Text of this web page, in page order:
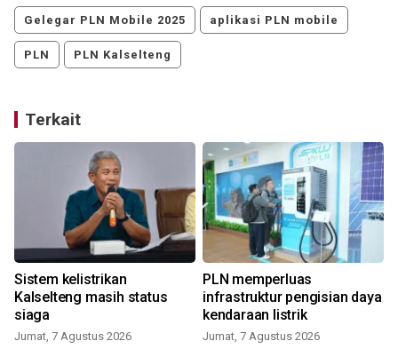
Gelegar PLN Mobile 2025 aplikasi PLN mobile
PLN PLN Kalselteng
Terkait
Sistem kelistrikan
Kalselteng masih status
siaga
Jumat, 7 Agustus 2026
PLN memperluas
infrastruktur pengisian daya
kendaraan listrik
Jumat, 7 Agustus 2026